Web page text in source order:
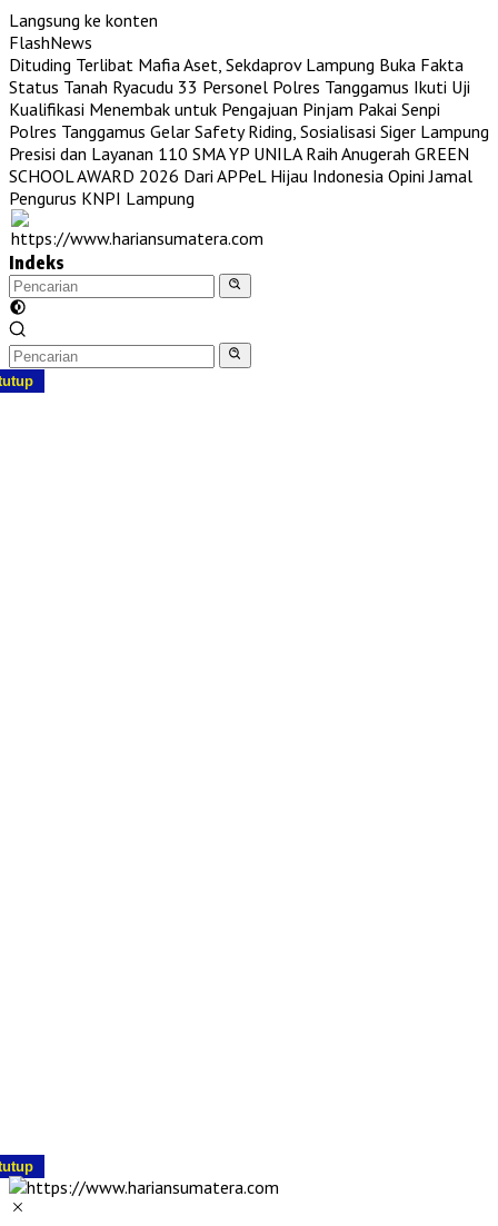
Langsung ke konten
FlashNews
Dituding Terlibat Mafia Aset, Sekdaprov Lampung Buka Fakta
Status Tanah Ryacudu 33 Personel Polres Tanggamus Ikuti Uji
Kualifikasi Menembak untuk Pengajuan Pinjam Pakai Senpi
Polres Tanggamus Gelar Safety Riding, Sosialisasi Siger Lampung
Presisi dan Layanan 110 SMA YP UNILA Raih Anugerah GREEN
SCHOOL AWARD 2026 Dari APPeL Hijau Indonesia Opini Jamal
Pengurus KNPI Lampung
Indeks